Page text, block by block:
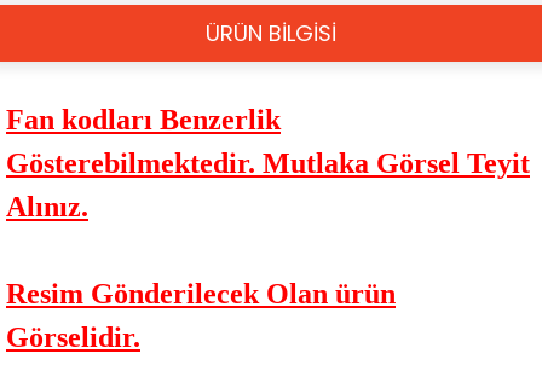
ÜRÜN BİLGİSİ
Fan kodları Benzerlik
Gösterebilmektedir. Mutlaka Görsel Teyit
Alınız.
Resim Gönderilecek Olan ürün
Görselidir.